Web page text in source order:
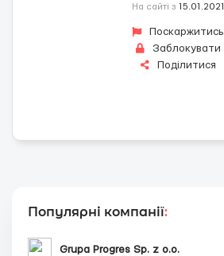
На сайті з 15.01.2021
Поскаржитись
Заблокувати
Поділитися
Популярні компанії:
Grupa Progres Sp. z o.o.